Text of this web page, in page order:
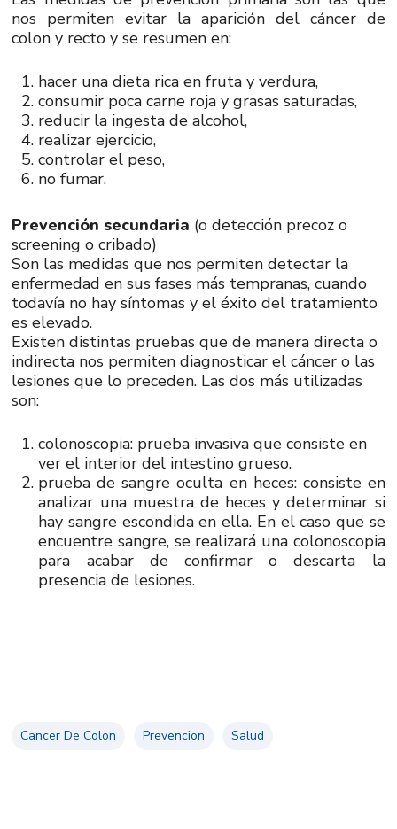
nos permiten evitar la aparición del cáncer de
colon y recto y se resumen en:
hacer una dieta rica en fruta y verdura,
consumir poca carne roja y grasas saturadas,
reducir la ingesta de alcohol,
realizar ejercicio,
controlar el peso,
no fumar.
Prevención secundaria (o detección precoz o
screening o cribado)
Son las medidas que nos permiten detectar la
enfermedad en sus fases más tempranas, cuando
todavía no hay síntomas y el éxito del tratamiento
es elevado.
Existen distintas pruebas que de manera directa o
indirecta nos permiten diagnosticar el cáncer o las
lesiones que lo preceden. Las dos más utilizadas
son:
colonoscopia: prueba invasiva que consiste en
ver el interior del intestino grueso.
prueba de sangre oculta en heces: consiste en
analizar una muestra de heces y determinar si
hay sangre escondida en ella. En el caso que se
encuentre sangre, se realizará una colonoscopia
para acabar de confirmar o descarta la
presencia de lesiones.
Cancer De Colon Prevencion Salud